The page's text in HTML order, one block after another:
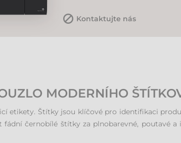
Kontaktujte nás
MODERNÍHO
etikety. Štítky jsou klíčové pro identifikaci
černobílé štítky za plnobarevné, poutavé